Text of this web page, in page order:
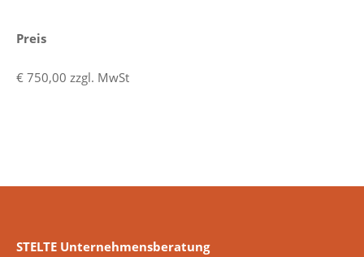
Preis
€ 750,00 zzgl. MwSt
STELTE Unternehmensberatung